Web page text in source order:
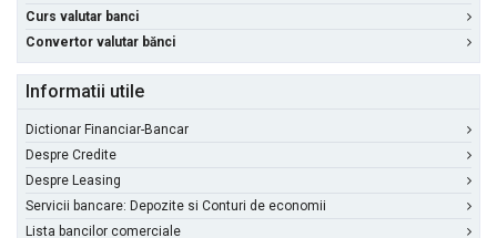
Curs valutar banci
Convertor valutar bănci
Informatii utile
Dictionar Financiar-Bancar
Despre Credite
Despre Leasing
Servicii bancare: Depozite si Conturi de economii
Lista bancilor comerciale